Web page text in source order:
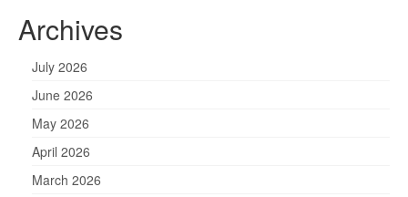
Archives
July 2026
June 2026
May 2026
April 2026
March 2026